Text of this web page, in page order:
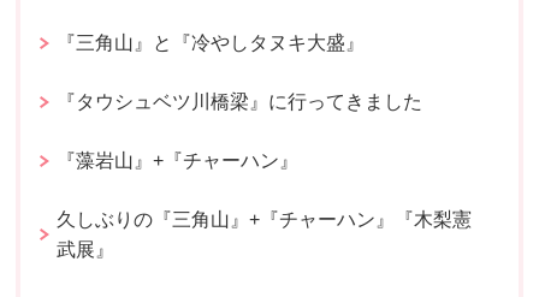
『三角山』と『冷やしタヌキ大盛』
『タウシュベツ川橋梁』に行ってきました
『藻岩山』+『チャーハン』
久しぶりの『三角山』+『チャーハン』『木梨憲
武展』